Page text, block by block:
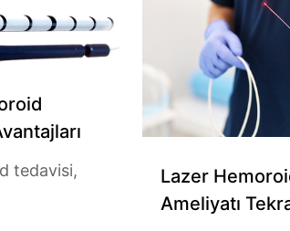
tedavisi,
Lazer
Ameliyatı